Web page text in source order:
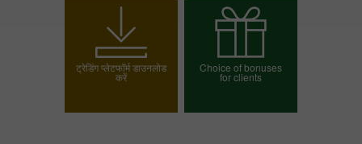
डेमो खाता खोलें
ट्रेडिंग प्लेटफॉर्म डाउनलोड
करें
Choice of bonuses
for clients